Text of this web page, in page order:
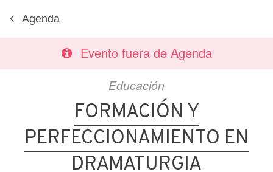
Agenda
Evento fuera de Agenda
Educación
FORMACIÓN Y
PERFECCIONAMIENTO EN
DRAMATURGIA